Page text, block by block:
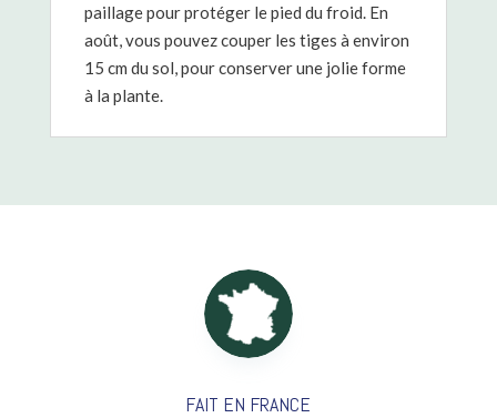
paillage pour protéger le pied du froid. En
août, vous pouvez couper les tiges à environ
15 cm du sol, pour conserver une jolie forme
à la plante.
FAIT EN FRANCE